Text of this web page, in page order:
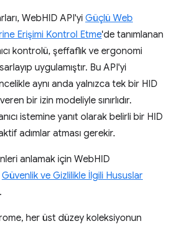
WebHID API'yi Güçlü Web
Erişimi Kontrol Etme'de tanımlanan
kontrolü, şeffaflık ve ergonomi
uygulamıştır. Bu API'yi
aynı anda yalnızca tek bir HID
bir izin modeliyle sınırlıdır.
istemine yanıt olarak belirli bir HID
adımlar atması gerekir.
anlamak için WebHID
Güvenlik ve Gizlilikle İlgili Hususlar
her üst düzey koleksiyonun